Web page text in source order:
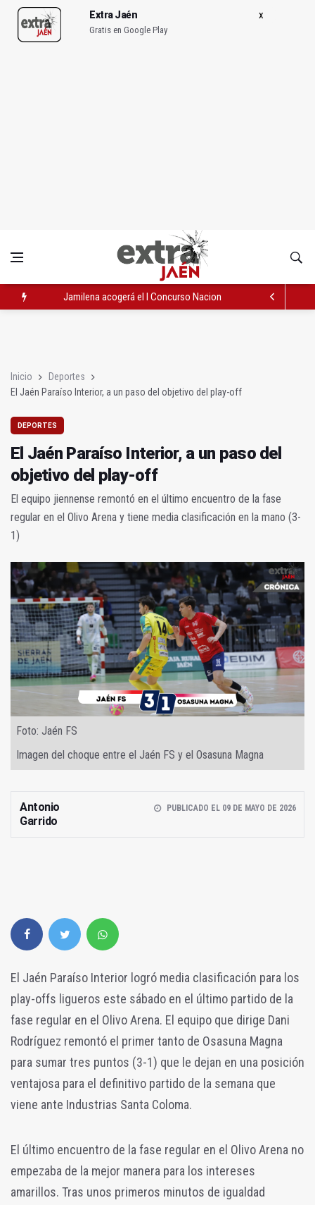
Extra Jaén
Gratis en Google Play
Jamilena acogerá el I Concurso Nacional de Trompa y Piano
Inicio
Deportes
El Jaén Paraíso Interior, a un paso del objetivo del play-off
DEPORTES
El Jaén Paraíso Interior, a un paso del
objetivo del play-off
El equipo jiennense remontó en el último encuentro de la fase
regular en el Olivo Arena y tiene media clasificación en la mano (3-
1)
Foto: Jaén FS
Imagen del choque entre el Jaén FS y el Osasuna Magna
Antonio
Garrido
PUBLICADO EL 09 DE MAYO DE 2026
El Jaén Paraíso Interior logró media clasificación para los
play-offs ligueros este sábado en el último partido de la
fase regular en el Olivo Arena. El equipo que dirige Dani
Rodríguez remontó el primer tanto de Osasuna Magna
para sumar tres puntos (3-1) que le dejan en una posición
ventajosa para el definitivo partido de la semana que
viene ante Industrias Santa Coloma.
El último encuentro de la fase regular en el Olivo Arena no
empezaba de la mejor manera para los intereses
amarillos. Tras unos primeros minutos de igualdad